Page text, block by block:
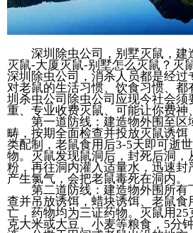
深圳除虫公司，别墅灭鼠，建
灭鼠-大厦灭鼠-别墅怎么灭鼠？灭
深圳除虫公司，消杀人员都是经过
对老鼠的生活习惯、饮食习惯、都
圳杀虫公司除虫公司应现今社会须
重、专业收费灭鼠、可能让你费神
第一道防线：建造物外围至区
畴，按期全面检查并投放灭鼠诱饵
类配制，老鼠食用后3-5天即可逝
物。灭鼠发现鼠洞后，封死后洞，
粉，再往洞内灌入适量水，迅速封
产生氯气，会把老鼠毒死在洞内。
第二道防线：建造物外围所有
查并吊放诱饵，蜡块诱饵、老鼠食
亡，药物均为三证药物。灭鼠用25
克大米或大豆、小麦等粮食，5分